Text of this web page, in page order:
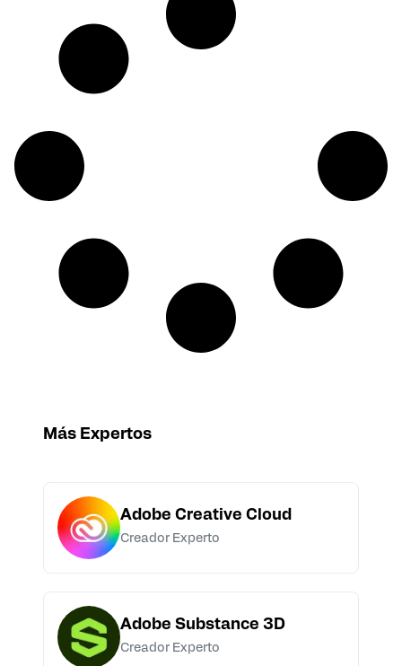
Más Expertos
Adobe Creative Cloud
Creador Experto
Adobe Substance 3D
Creador Experto